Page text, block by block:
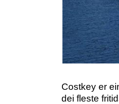
Costkey er
dei fleste